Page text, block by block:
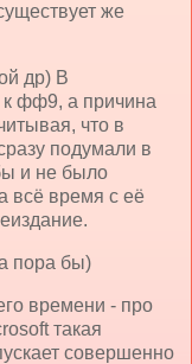
же
др) В
к фф9, а причина
что в
подумали в
и не было
всё время с её
пора бы)
времени - про
такая
совершенно